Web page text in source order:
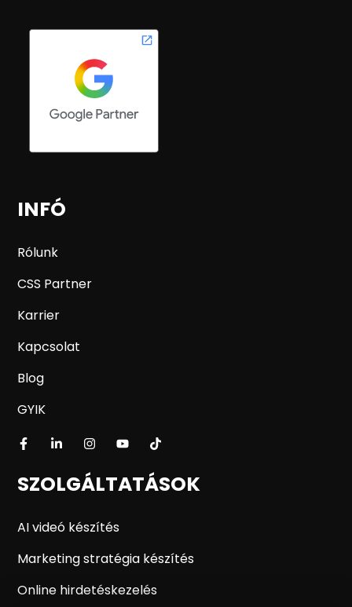
INFÓ
Rólunk
CSS Partner
Karrier
Kapcsolat
Blog
GYIK
SZOLGÁLTATÁSOK
AI videó készítés
Marketing stratégia készítés
Online hirdetéskezelés